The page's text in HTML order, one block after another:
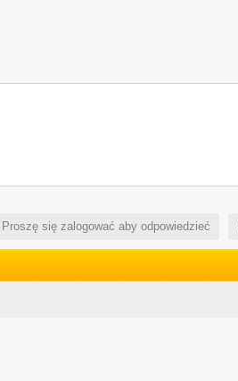
Proszę się zalogować aby odpowiedzieć